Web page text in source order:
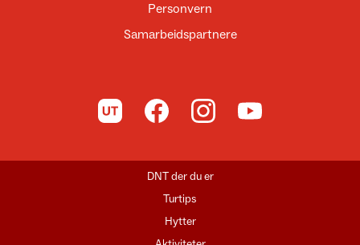
Personvern
Samarbeidspartnere
Til UT.no Til DNT på Facebook
Til DNT på Instagram
Til DNT på YouTube
DNT der du er
Turtips
Hytter